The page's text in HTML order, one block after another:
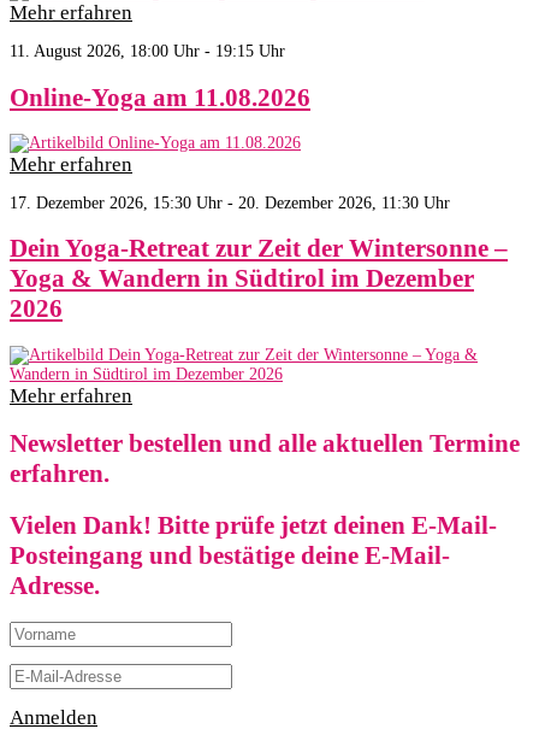
Mehr erfahren
11. August 2026, 18:00 Uhr - 19:15 Uhr
Online-Yoga am 11.08.2026
Mehr erfahren
17. Dezember 2026, 15:30 Uhr - 20. Dezember 2026, 11:30 Uhr
Dein Yoga-Retreat zur Zeit der Wintersonne –
Yoga & Wandern in Südtirol im Dezember
2026
Mehr erfahren
Newsletter bestellen und alle aktuellen Termine
erfahren.
Vielen Dank! Bitte prüfe jetzt deinen E-Mail-
Posteingang und bestätige deine E-Mail-
Adresse.
Anmelden